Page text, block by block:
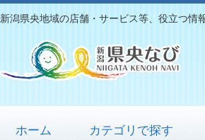
新潟県央地域の店舗・サービス等、役立つ情
ホーム カテゴリで探す